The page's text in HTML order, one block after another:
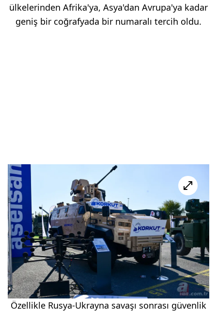
ülkelerinden Afrika'ya, Asya'dan Avrupa'ya kadar
geniş bir coğrafyada bir numaralı tercih oldu.
Özellikle Rusya-Ukrayna savaşı sonrası güvenlik